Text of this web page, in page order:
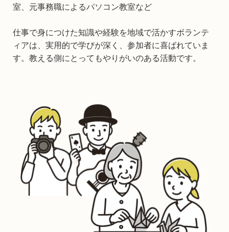
室、元事務職によるパソコン教室など
仕事で身につけた知識や経験を地域で活かすボランテ
ィアは、実用的で学びが深く、参加者に喜ばれていま
す。教える側にとってもやりがいのある活動です。